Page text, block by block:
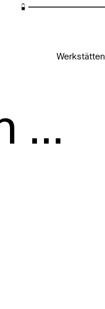
Werkstätten
...